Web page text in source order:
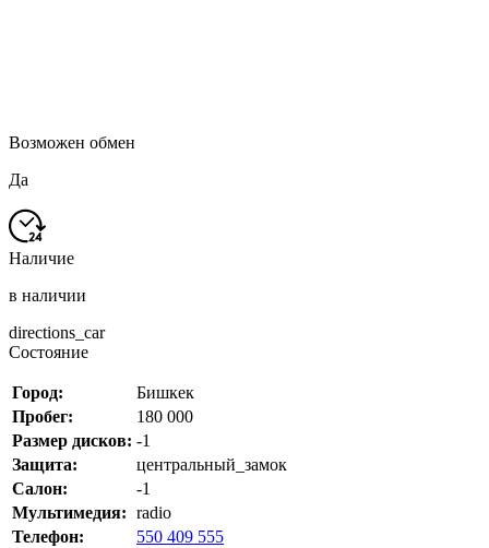
Возможен обмен
Да
Наличие
в наличии
directions_car
Состояние
Город:
Бишкек
Пробег:
180 000
Размер дисков: -1
Защита:
центральный_замок
Салон:
-1
Мультимедия: radio
Телефон:
550 409 555